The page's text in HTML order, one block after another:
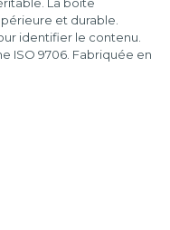
et durable.
identifier le contenu.
ISO 9706. Fabriquée en